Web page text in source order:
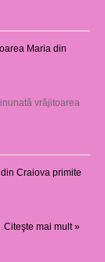
Maria din
vrăjitoarea
Craiova primite
Citeşte mai mult »